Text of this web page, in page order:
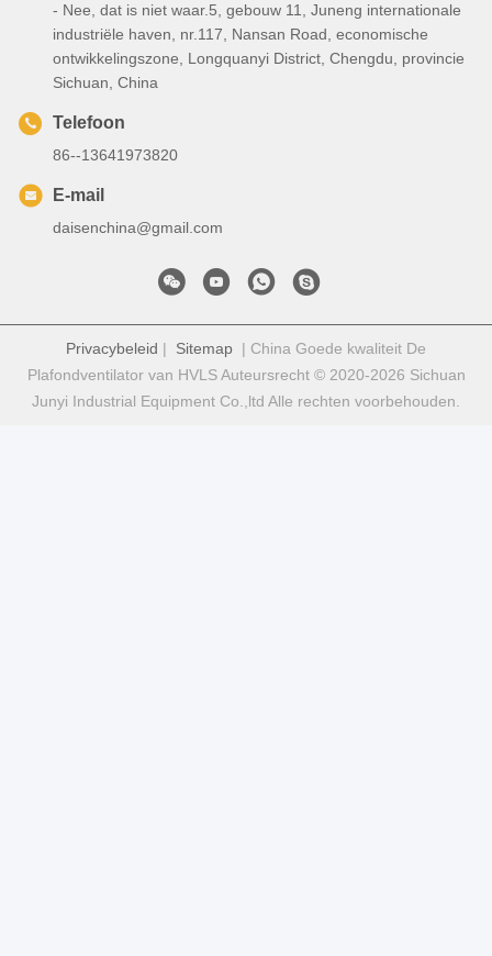
- Nee, dat is niet waar.5, gebouw 11, Juneng internationale
industriële haven, nr.117, Nansan Road, economische
ontwikkelingszone, Longquanyi District, Chengdu, provincie
Sichuan, China
Telefoon
86--13641973820
E-mail
daisenchina@gmail.com
Privacybeleid | Sitemap | China Goede kwaliteit De
Plafondventilator van HVLS Auteursrecht © 2020-2026 Sichuan
Junyi Industrial Equipment Co.,ltd Alle rechten voorbehouden.